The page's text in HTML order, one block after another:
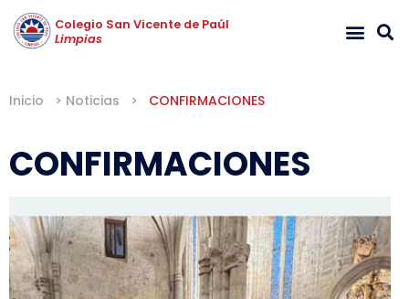
Colegio San Vicente de Paúl
Limpias
Inicio > Noticias > CONFIRMACIONES
CONFIRMACIONES